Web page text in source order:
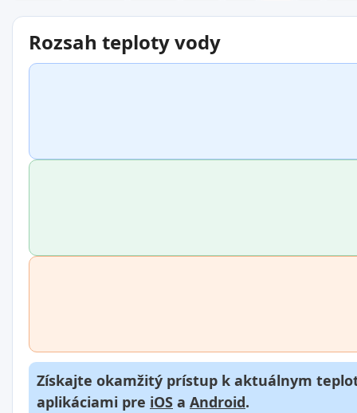
Rozsah teploty vody
Získajte okamžitý prístup k aktuálnym
aplikáciami pre iOS a Android.